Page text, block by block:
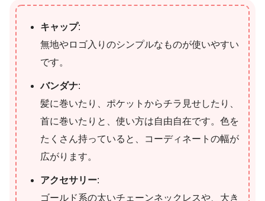
キャップ:
無地やロゴ入りのシンプルなものが使いやすい
です。
バンダナ:
髪に巻いたり、ポケットからチラ見せしたり、
首に巻いたりと、使い方は自由自在です。色を
たくさん持っていると、コーディネートの幅が
広がります。
アクセサリー:
ゴールド系の太いチェーンネックレスや、大き